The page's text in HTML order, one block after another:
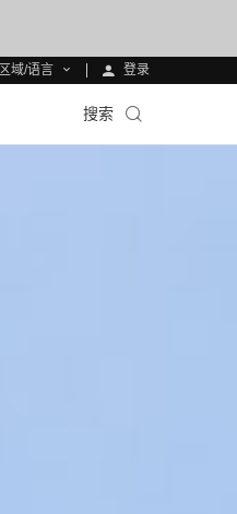
域/语言 登录
搜索